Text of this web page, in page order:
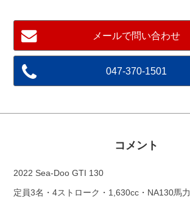
メールで問い合わせ
047-370-1501
コメント
2022 Sea-Doo GTI 130
定員3名・4ストローク・1,630cc・NA130馬力